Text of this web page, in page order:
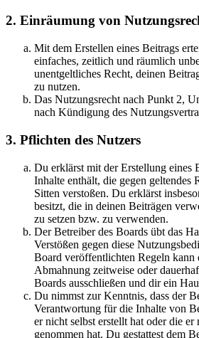
2. Einräumung von
Mit dem Erstellen eines Beitrags
einfaches, zeitlich und räumlich
unentgeltliches Recht, deinen
zu nutzen.
Das Nutzungsrecht nach Punkt 2,
nach Kündigung des
3. Pflichten des Nutzers
Du erklärst mit der Erstellung eines
Inhalte enthält, die gegen geltendes
Sitten verstoßen. Du erklärst
besitzt, die in deinen Beiträgen
zu setzen bzw. zu verwenden.
Der Betreiber des Boards übt das
Verstößen gegen diese
Board veröffentlichten Regeln kann
Abmahnung zeitweise oder
Boards ausschließen und dir ein
Du nimmst zur Kenntnis, dass der
Verantwortung für die Inhalte von
er nicht selbst erstellt hat oder die
genommen hat. Du gestattest dem